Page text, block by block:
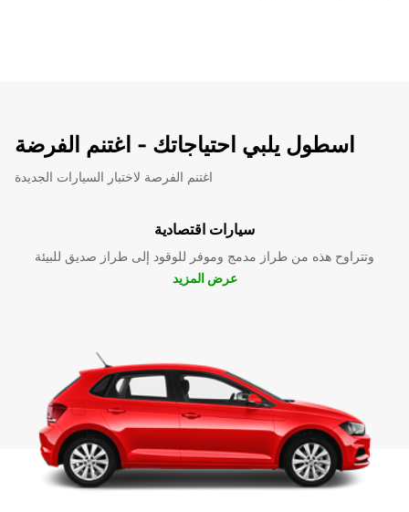
اسطول يلبي احتياجاتك - اغتنم الفرضة
اغتنم الفرصة لاختبار السيارات الجديدة
سيارات اقتصادية
وتتراوح هذه من طراز مدمج وموفر للوقود إلى طراز صديق للبيئة
عرض المزيد